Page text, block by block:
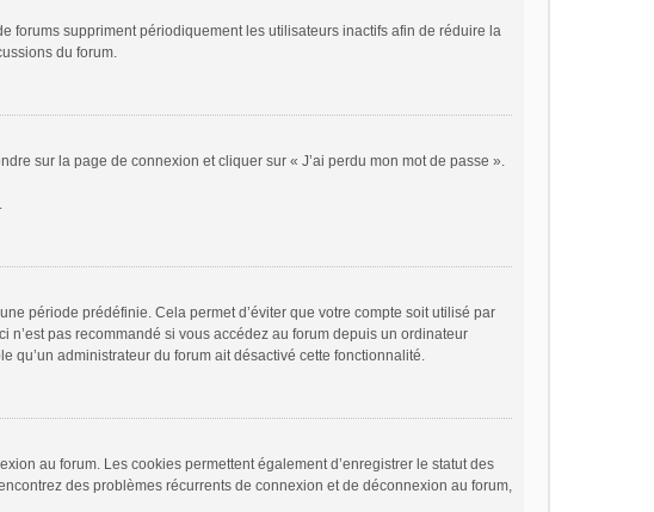
forums suppriment périodiquement les utilisateurs inactifs afin de réduire la
du forum.
sur la page de connexion et cliquer sur « J’ai perdu mon mot de passe ».
période prédéfinie. Cela permet d’éviter que votre compte soit utilisé par
n’est pas recommandé si vous accédez au forum depuis un ordinateur
qu’un administrateur du forum ait désactivé cette fonctionnalité.
au forum. Les cookies permettent également d’enregistrer le statut des
des problèmes récurrents de connexion et de déconnexion au forum,